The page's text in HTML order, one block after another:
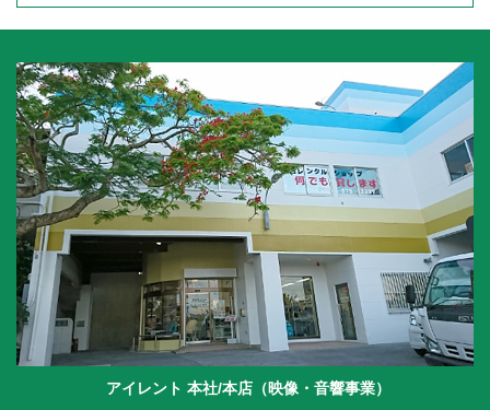
アイレント 本社/本店（映像・音響事業）